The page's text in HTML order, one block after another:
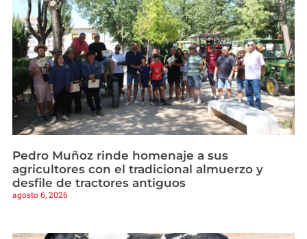
Pedro Muñoz rinde homenaje a sus
agricultores con el tradicional almuerzo y
desfile de tractores antiguos
agosto 6, 2026